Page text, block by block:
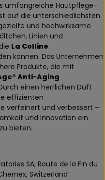
umfangreiche Hautpflege-
auf die unterschiedlichsten
und hochwirksame
Linien und
La Colline
können. Das Unternehmen
Produkte, die mit
Anti-Aging
einen herrlichen Duft
effizienten
verfeinert und verbessert –
und Innovation ein
bieten.
SA, Route de la Fin du
Switzerland